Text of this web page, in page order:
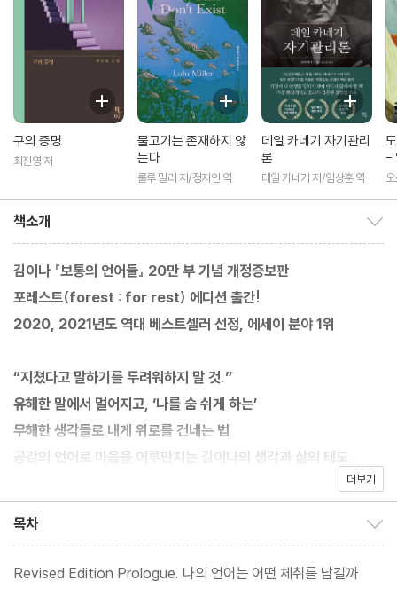
구의 증명
최진영 저
물고기는 존재하지 않
는다
룰루 밀러 저/정지인 역
데일 카네기 자기관리
론
데일 카네기 저/임상훈 역
-
책소개
김이나 『보통의 언어들』 20만 부 기념 개정증보판
포레스트(forest : for rest) 에디션 출간!
2020, 2021년도 역대 베스트셀러 선정, 에세이 분야 1위
“지쳤다고 말하기를 두려워하지 말 것.”
유해한 말에서 멀어지고, ‘나를 숨 쉬게 하는’
무해한 생각들로 내게 위로를 건네는 법
공감의 언어로 마음을 어루만지는 김이나의 생각과 삶의 태도
살려, 삶에서 부딪히는 감정과 관계의 고민을 일상의 단어 속에서 탐
색한 책이다. 출간한 지 6개월 만에 10만 부를 돌파했고, 3년 만에
더보기
목차
Revised Edition Prologue. 나의 언어는 어떤 체취를 남길까